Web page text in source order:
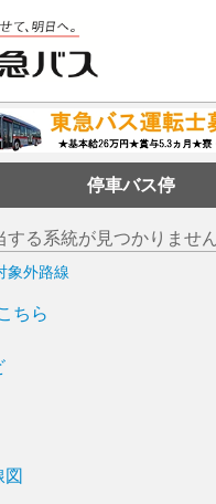
停車バス停
する系統が見つかりませ
象外路線
ちら